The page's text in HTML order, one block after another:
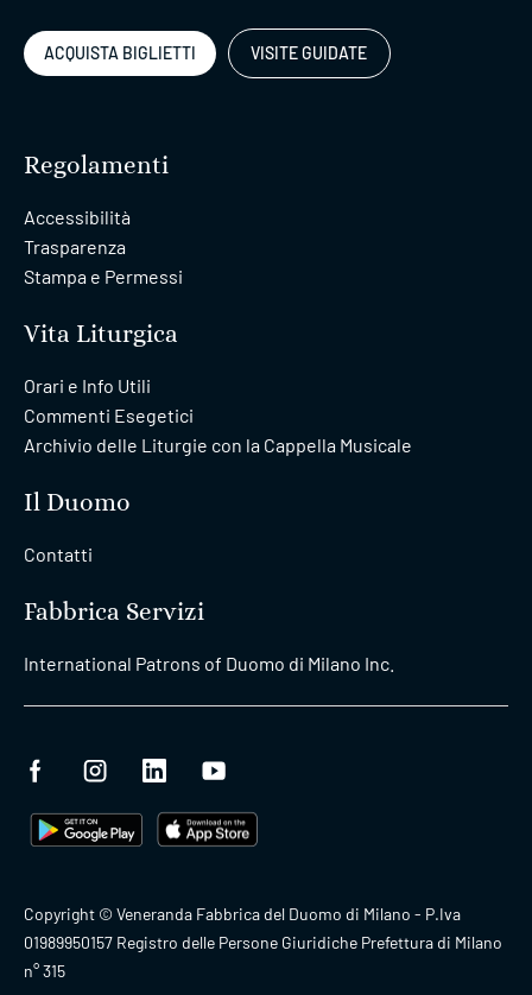
ACQUISTA BIGLIETTI VISITE GUIDATE
Regolamenti
Accessibilità
Trasparenza
Stampa e Permessi
Vita Liturgica
Orari e Info Utili
Commenti Esegetici
Archivio delle Liturgie con la Cappella Musicale
Il Duomo
Contatti
Fabbrica Servizi
International Patrons of Duomo di Milano Inc.
Copyright © Veneranda Fabbrica del Duomo di Milano - P.Iva
01989950157 Registro delle Persone Giuridiche Prefettura di Milano
n° 315